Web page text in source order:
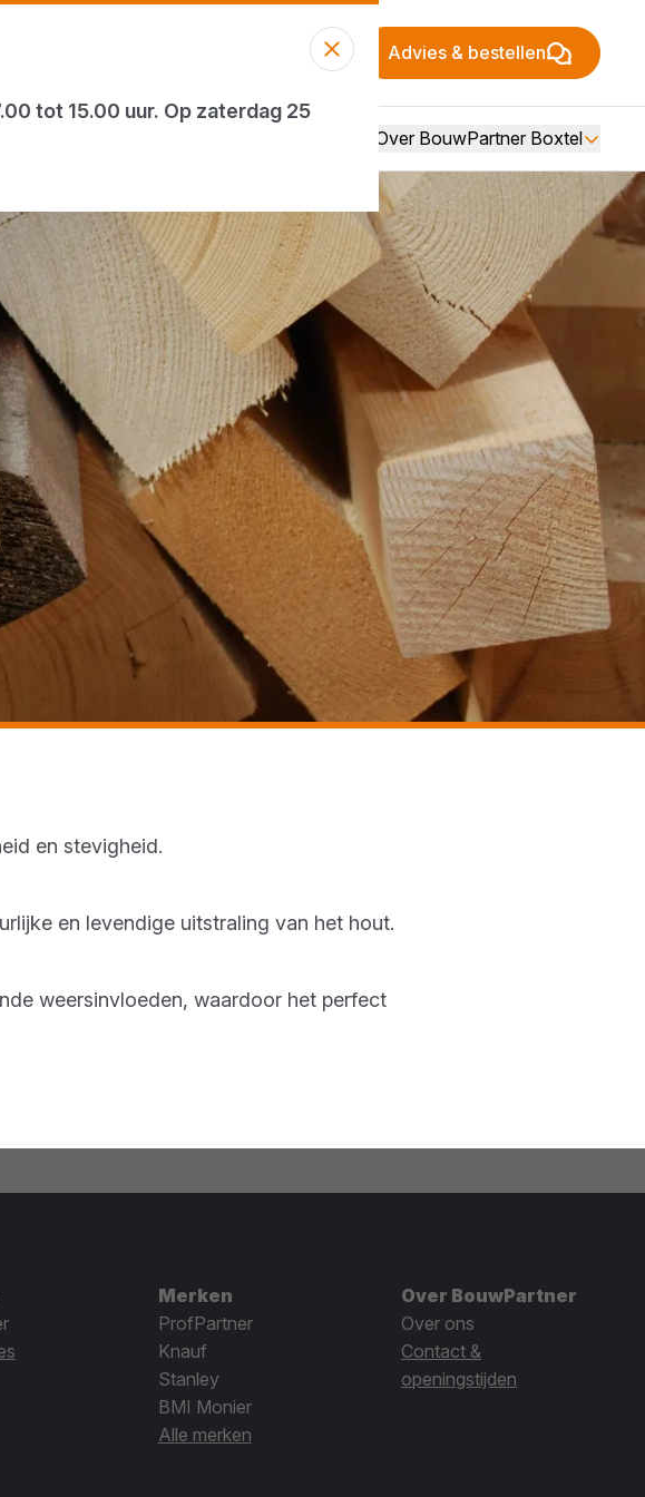
Advies & bestellen
Over BouwPartner Boxtel
en stevigheid.
en levendige uitstraling van het hout.
weersinvloeden, waardoor het perfect
tot 15.00 uur. Op zaterdag 25
Merken
ProfPartner
Knauf
Stanley
BMI Monier
Alle merken
Over BouwPartner
Over ons
Contact &
openingstijden